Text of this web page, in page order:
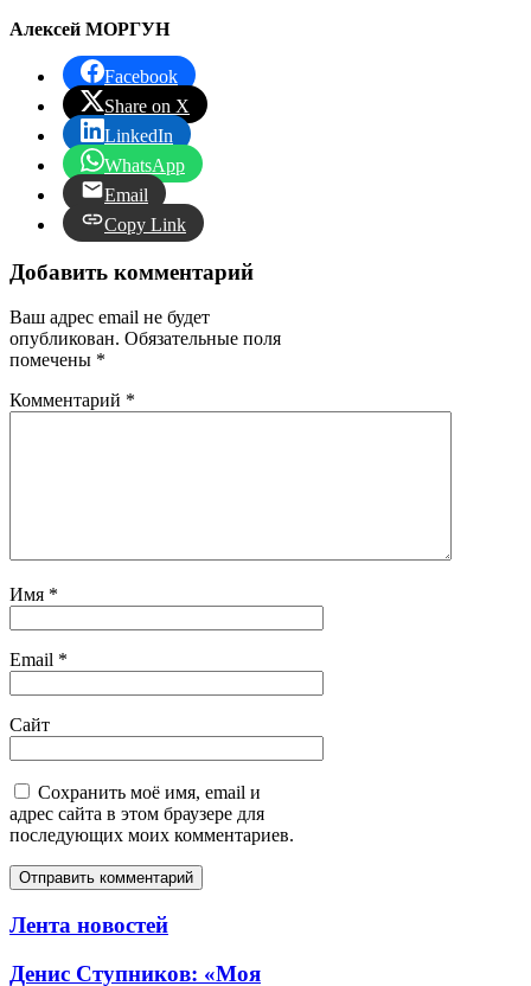
Алексей МОРГУН
Facebook
Share on X
LinkedIn
WhatsApp
Email
Copy Link
Добавить комментарий
Ваш адрес email не будет
опубликован. Обязательные поля
помечены *
Комментарий *
Имя *
Email *
Сайт
Сохранить моё имя, email и
адрес сайта в этом браузере для
последующих моих комментариев.
Лента новостей
Денис Ступников: «Моя